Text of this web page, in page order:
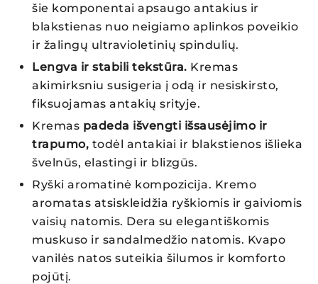
šie komponentai apsaugo antakius ir
blakstienas nuo neigiamo aplinkos poveikio
ir žalingų ultravioletinių spindulių.
Lengva ir stabili tekstūra. Kremas
akimirksniu susigeria į odą ir nesiskirsto,
fiksuojamas antakių srityje.
Kremas padeda išvengti išsausėjimo ir
trapumo, todėl antakiai ir blakstienos išlieka
švelnūs, elastingi ir blizgūs.
Ryški aromatinė kompozicija. Kremo
aromatas atsiskleidžia ryškiomis ir gaiviomis
vaisių natomis. Dera su elegantiškomis
muskuso ir sandalmedžio natomis. Kvapo
vanilės natos suteikia šilumos ir komforto
pojūtį.